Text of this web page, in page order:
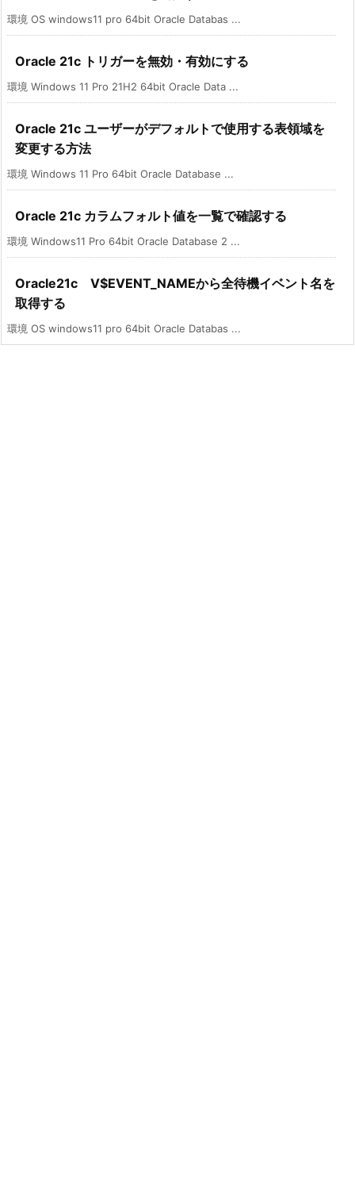
環境 OS windows11 pro 64bit Oracle Databas ...
Oracle 21c トリガーを無効・有効にする
環境 Windows 11 Pro 21H2 64bit Oracle Data ...
Oracle 21c ユーザーがデフォルトで使用する表領域を
変更する方法
環境 Windows 11 Pro 64bit Oracle Database ...
Oracle 21c カラムフォルト値を一覧で確認する
環境 Windows11 Pro 64bit Oracle Database 2 ...
Oracle21c V$EVENT_NAMEから全待機イベント名を
取得する
環境 OS windows11 pro 64bit Oracle Databas ...